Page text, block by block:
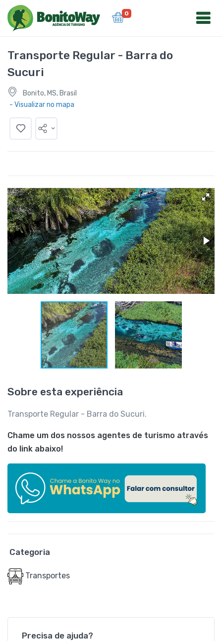
0
Transporte Regular - Barra do
Sucuri
Bonito, MS, Brasil
- Visualizar no mapa
Sobre esta experiência
Transporte Regular - Barra do Sucuri.
Chame um dos nossos agentes de turismo através
do link abaixo!
Categoria
Transportes
Precisa de ajuda?